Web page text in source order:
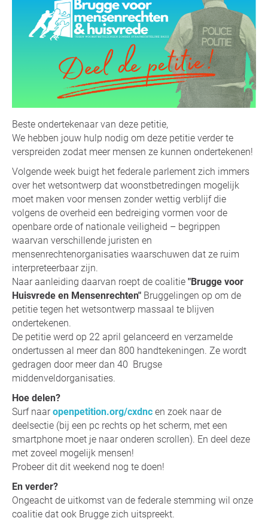
Beste ondertekenaar van deze petitie,
We hebben jouw hulp nodig om deze petitie verder te
verspreiden zodat meer mensen ze kunnen ondertekenen!
Volgende week buigt het federale parlement zich immers
over het wetsontwerp dat woonstbetredingen mogelijk
moet maken voor mensen zonder wettig verblijf die
volgens de overheid een bedreiging vormen voor de
openbare orde of nationale veiligheid – begrippen
waarvan verschillende juristen en
mensenrechtenorganisaties waarschuwen dat ze ruim
interpreteerbaar zijn.
Naar aanleiding daarvan roept de coalitie "Brugge voor
Huisvrede en Mensenrechten" Bruggelingen op om de
petitie tegen het wetsontwerp massaal te blijven
ondertekenen.
De petitie werd op 22 april gelanceerd en verzamelde
ondertussen al meer dan 800 handtekeningen. Ze wordt
gedragen door meer dan 40 Brugse
middenveldorganisaties.
Hoe delen?
Surf naaropenpetition.org/cxdnc en zoek naar de
deelsectie (bij een pc rechts op het scherm, met een
smartphone moet je naar onderen scrollen). En deel deze
met zoveel mogelijk mensen!
Probeer dit dit weekend nog te doen!
En verder?
Ongeacht de uitkomst van de federale stemming wil onze
coalitie dat ook Brugge zich uitspreekt.